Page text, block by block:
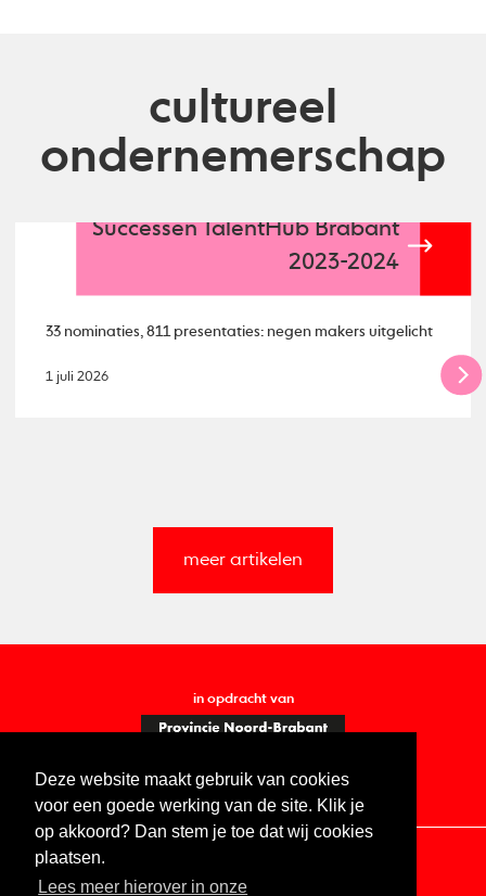
Deze website maakt gebruik van cookies
voor een goede werking van de site. Klik je
op akkoord? Dan stem je toe dat wij cookies
plaatsen.
Lees meer hierover in onze
cultureel
ondernemerschap
Successen TalentHub Brabant
2023-2024
33 nominaties, 811 presentaties: negen makers uitgelicht
1 juli 2026
meer artikelen
in opdracht van
Contact Vacatures ANBI